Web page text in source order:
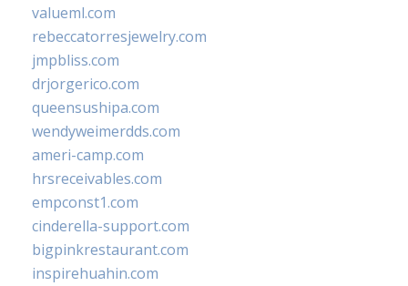
valueml.com
rebeccatorresjewelry.com
jmpbliss.com
drjorgerico.com
queensushipa.com
wendyweimerdds.com
ameri-camp.com
hrsreceivables.com
empconst1.com
cinderella-support.com
bigpinkrestaurant.com
inspirehuahin.com